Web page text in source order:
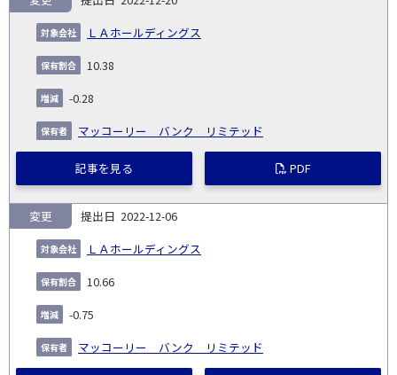
ＬＡホールディングス
10.38
-0.28
マッコーリー バンク リミテッド
記事を見る PDF
2022-12-06
ＬＡホールディングス
変更
10.66
-0.75
マッコーリー バンク リミテッド